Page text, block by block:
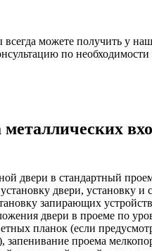
всегда можете получить у
по
металлических
двери в стандартный
двери, установку и
запирающих
двери в проеме по
планок (если
запенивание проема